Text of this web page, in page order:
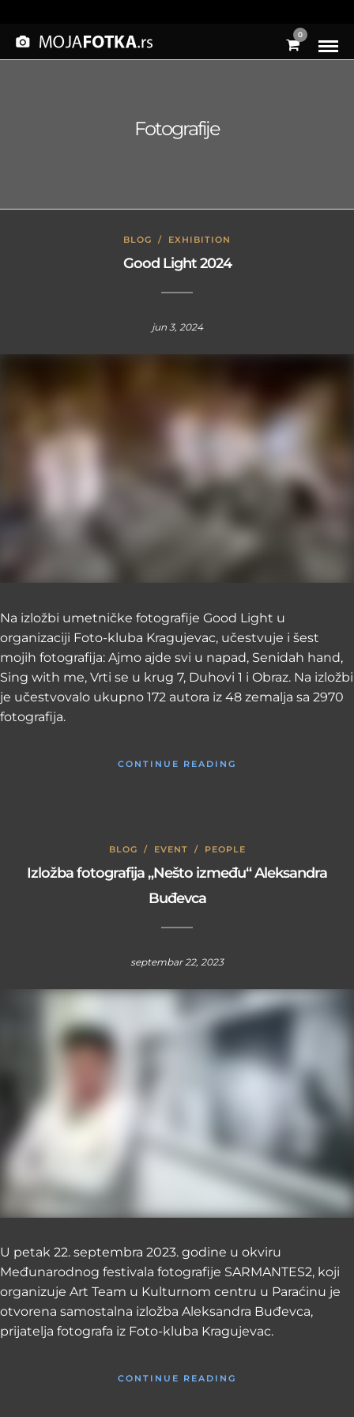
0
Fotografije
BLOG / EXHIBITION
Good Light 2024
jun 3, 2024
Na izložbi umetničke fotografije Good Light u
organizaciji Foto-kluba Kragujevac, učestvuje i šest
mojih fotografija: Ajmo ajde svi u napad, Senidah hand,
Sing with me, Vrti se u krug 7, Duhovi 1 i Obraz. Na izložbi
je učestvovalo ukupno 172 autora iz 48 zemalja sa 2970
fotografija.
CONTINUE READING
BLOG / EVENT / PEOPLE
Izložba fotografija „Nešto između“ Aleksandra
Buđevca
septembar 22, 2023
U petak 22. septembra 2023. godine u okviru
Međunarodnog festivala fotografije SARMANTES2, koji
organizuje Art Team u Kulturnom centru u Paraćinu je
otvorena samostalna izložba Aleksandra Buđevca,
prijatelja fotografa iz Foto-kluba Kragujevac.
CONTINUE READING